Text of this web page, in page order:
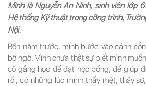
Mình là Nguyễn An Ninh, sinh viên lớp
Hệ thống Kỹ thuật trong công trình,
Nội.
Bốn năm trước, mình bước vào cánh
bỡ ngỡ. Mình chưa thật sự biết mình
cố gắng học để đạt học bổng, để giúp
rồi, có những lúc mình thấy mệt, thấy